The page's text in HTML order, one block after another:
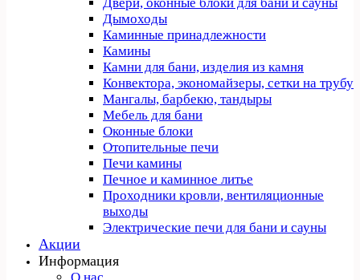
Дымоходы
Каминные принадлежности
Камины
Камни для бани, изделия из камня
Конвектора, экономайзеры, сетки на трубу
Мангалы, барбекю, тандыры
Мебель для бани
Оконные блоки
Отопительные печи
Печи камины
Печное и каминное литье
Проходники кровли, вeнтиляционные
выходы
Электрические печи для бани и сауны
Акции
Информация